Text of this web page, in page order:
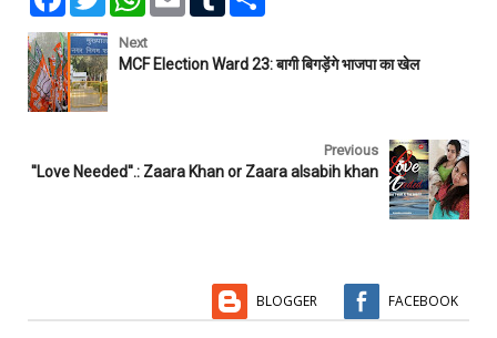
e
b
o
o
k
w
t
t
e
r
t
s
l
l
e
Next
MCF Election Ward 23: बागी बिगड़ेंगे भाजपा का खेल
Previous
''Love Needed''.: Zaara Khan or Zaara alsabih khan
BLOGGER FACEBOOK